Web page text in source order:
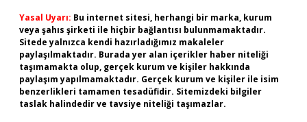
Yasal Uyarı: Bu internet sitesi, herhangi bir marka, kurum
veya şahıs şirketi ile hiçbir bağlantısı bulunmamaktadır.
Sitede yalnızca kendi hazırladığımız makaleler
paylaşılmaktadır. Burada yer alan içerikler haber niteliği
taşımamakta olup, gerçek kurum ve kişiler hakkında
paylaşım yapılmamaktadır. Gerçek kurum ve kişiler ile isim
benzerlikleri tamamen tesadüfidir. Sitemizdeki bilgiler
taslak halindedir ve tavsiye niteliği taşımazlar.